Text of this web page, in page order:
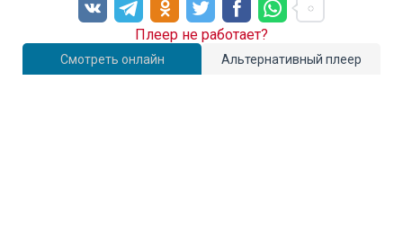
Смотреть онлайн Альтернативный плеер
Плеер не работает?